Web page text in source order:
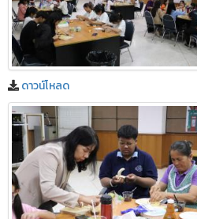
ดาวน์โหลด